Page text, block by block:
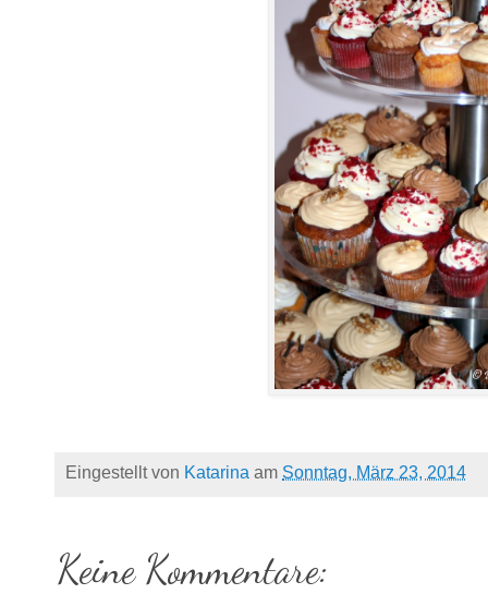
Eingestellt von Katarina am Sonntag, März 23, 2014
Keine Kommentare: